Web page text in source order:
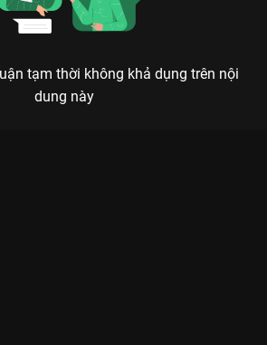
tạm thời không khả dụng trên nội
dung này